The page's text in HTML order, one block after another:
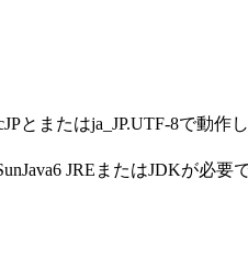
とまたはja_JP.UTF-8で動作し
JREまたはJDKが必要